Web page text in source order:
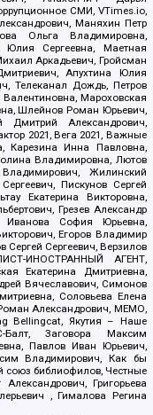
СМИ, VTimes.io,
Маняхин Петр
Ольга Владимировна,
Сергеевна, Маетная
Аркадьевич, Гройсман
Апухтина Юлия
Телеканал Дождь, Петров
Мароховская
Шлейнов Роман Юрьевич,
Александрович,
2021, Вега 2021, Важные
Карезина Инна Павловна,
Владимировна, Лютов
Жилинский
Пискунов Сергей
Екатерина Викторовна,
Грезев Александр
Иванова София Юрьевна,
Егоров Владимир
Сергеевич, Верзилов
ИНОСТРАННЫЙ АГЕНТ,
Екатерина Дмитриевна,
Вячеславович, Симонов
Соловьева Елена
Александрович, МЕМО,
Bellingcat, Якутия – Наше
Заговора Максим
Павлов Иван Юрьевич,
Владимирович, Как бы
союз библиофилов, Честные
Григорьева
, Гималова Регина